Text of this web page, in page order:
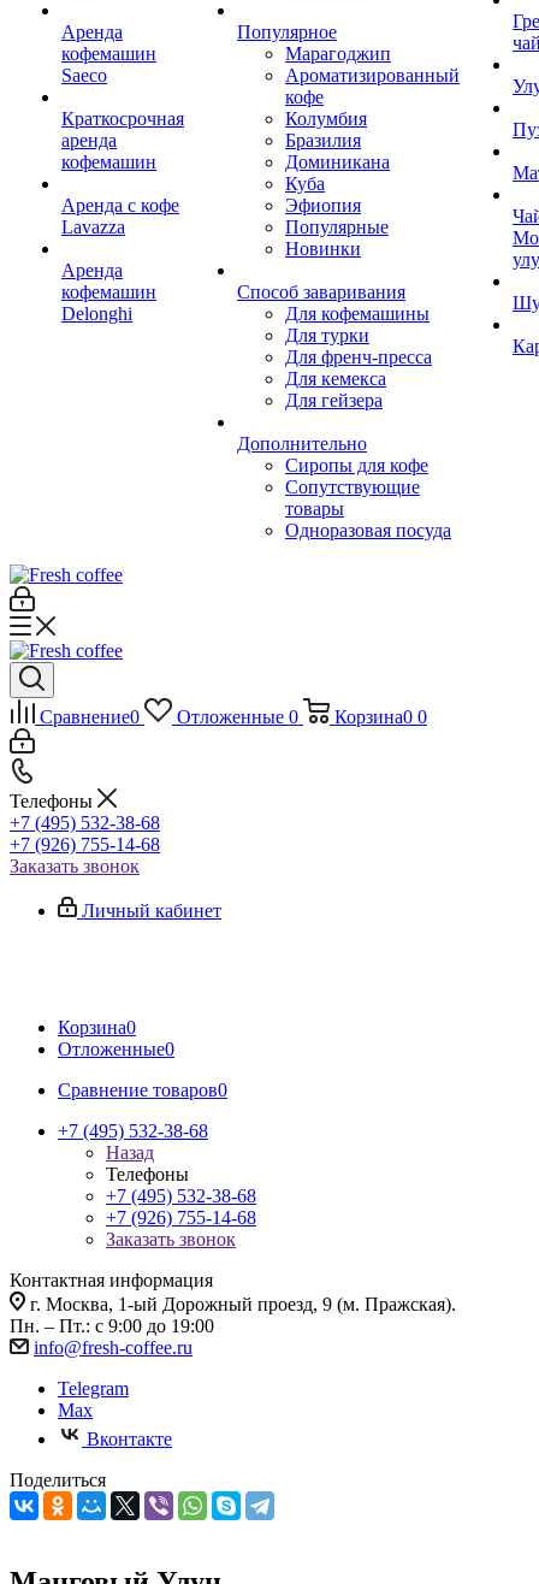
Аренда
кофемашин
Saeco
Краткосрочная
аренда
кофемашин
Аренда с кофе
Lavazza
Аренда
кофемашин
Delonghi
Популярное
Марагоджип
Ароматизированный
кофе
Колумбия
Бразилия
Доминикана
Куба
Эфиопия
Популярные
Новинки
Способ заваривания
Для кофемашины
Для турки
Для френч-пресса
Для кемекса
Для гейзера
Дополнительно
Сиропы для кофе
Сопутствующие
товары
Одноразовая посуда
Шу
Сравнение0 Отложенные 0 Корзина0 0
Телефоны
+7 (495) 532-38-68
+7 (926) 755-14-68
Заказать звонок
Личный кабинет
Корзина0
Отложенные0
Сравнение товаров0
+7 (495) 532-38-68
Назад
Телефоны
+7 (495) 532-38-68
+7 (926) 755-14-68
Заказать звонок
Контактная информация
г. Москва, 1-ый Дорожный проезд, 9 (м. Пражская).
Пн. – Пт.: с 9:00 до 19:00
info@fresh-coffee.ru
Telegram
Max
Вконтакте
Поделиться